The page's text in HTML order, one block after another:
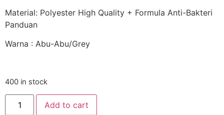
Material: Polyester High Quality + Formula Anti-Bakteri
Panduan
Warna : Abu-Abu/Grey
400 in stock
Add to cart